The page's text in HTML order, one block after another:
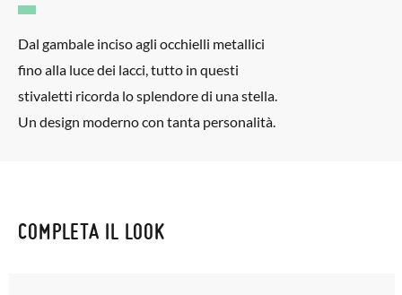
Dal gambale inciso agli occhielli metallici
fino alla luce dei lacci, tutto in questi
stivaletti ricorda lo splendore di una stella.
Un design moderno con tanta personalità.
COMPLETA IL LOOK